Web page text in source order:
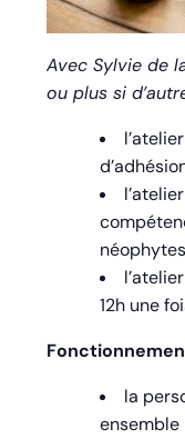
Avec Sylvie de
ou plus si
12h une
la